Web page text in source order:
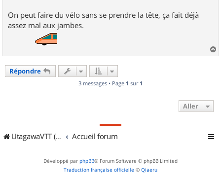
On peut faire du vélo sans se prendre la tête, ça fait déjà
assez mal aux jambes.
a
Répondre
3 messages • Page 1 sur 1
Aller
UtagawaVTT (Randos VTT et VTTAE avec traces GPS) Accueil forum
Développé par phpBB® Forum Software © phpBB Limited
Traduction française officielle © Qiaeru